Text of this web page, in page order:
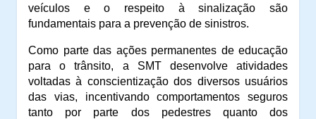
veículos e o respeito à sinalização são
fundamentais para a prevenção de sinistros.
Como parte das ações permanentes de educação
para o trânsito, a SMT desenvolve atividades
voltadas à conscientização dos diversos usuários
das vias, incentivando comportamentos seguros
tanto por parte dos pedestres quanto dos